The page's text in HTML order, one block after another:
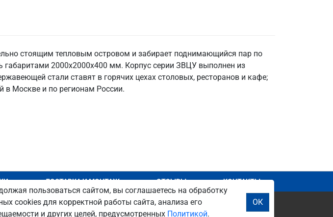
стоящим тепловым островом и забирает поднимающийся пар по
габаритами 2000х2000х400 мм. Корпус серии ЗВЦУ выполнен из
стали ставят в горячих цехах столовых, ресторанов и кафе;
в Москве и по регионам России.
ДОСТАВКА И МОНТАЖ ОТЗЫВЫ КОНТАКТЫ
опечаткой.
пользоваться сайтом, вы соглашаетесь на обработку
cookies для корректной работы сайта, анализа его
и других целей, предусмотренных Политикой.
ОК